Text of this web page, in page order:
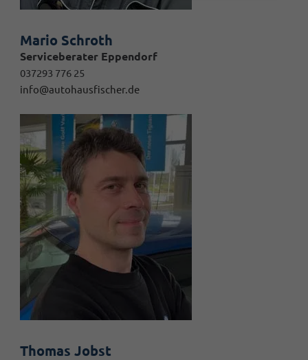
Mario Schroth
Serviceberater Eppendorf
037293 776 25
info@autohausfischer.de
Thomas Jobst